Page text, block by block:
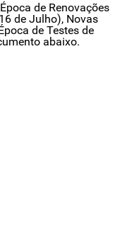
de Renovações
de Julho), Novas
de Testes de
abaixo.